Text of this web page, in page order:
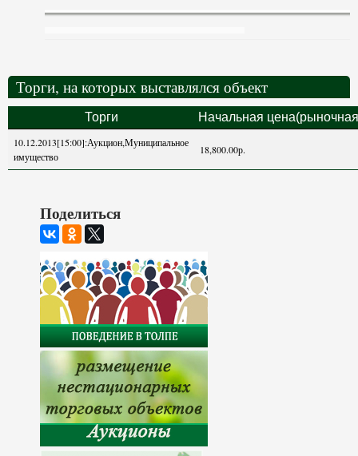
Торги, на которых выставлялся объект
Торги Начальная
10.12.2013[15:00]:Аукцион,Муниципальное
имущество
18,800.00р.
Поделиться